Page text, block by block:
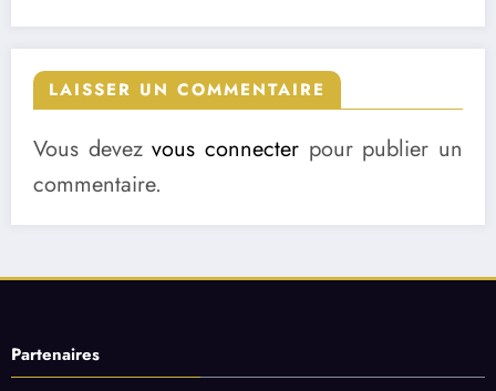
LAISSER UN COMMENTAIRE
Vous devezvous connecter pour publier un
commentaire.
Partenaires